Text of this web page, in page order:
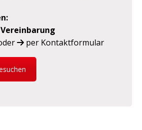
:
per Kontaktformular